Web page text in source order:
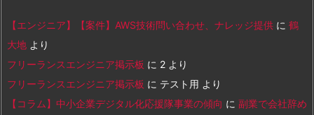
【エンジニア】【案件】AWS技術問い合わせ、ナレッジ提供 に 鶴
大地 より
フリーランスエンジニア掲示板 に 2 より
フリーランスエンジニア掲示板 に テスト用 より
【コラム】中小企業デジタル化応援隊事業の傾向 に 副業で会社辞め